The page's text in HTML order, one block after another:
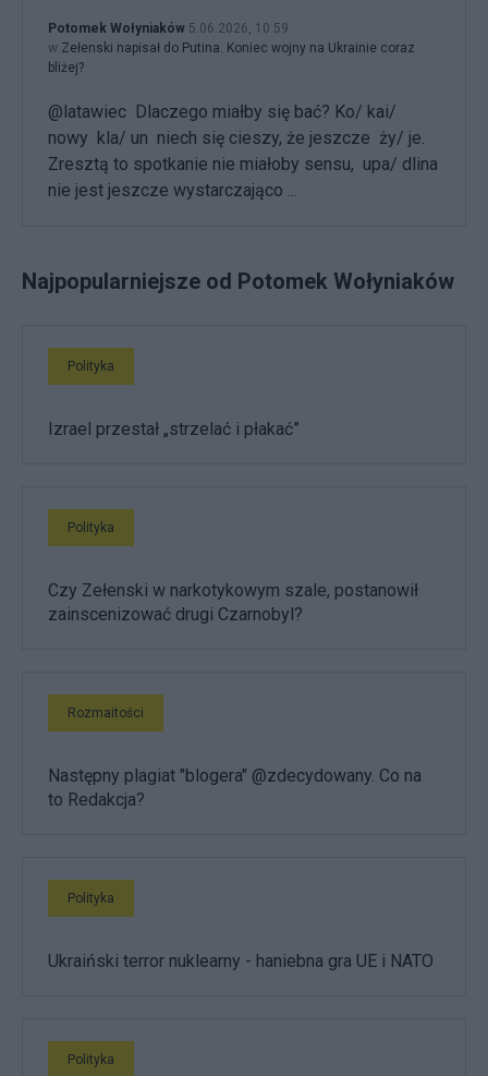
Potomek Wołyniaków 5.06.2026, 10:59
w Zełenski napisał do Putina. Koniec wojny na Ukrainie coraz
bliżej?
@latawiec Dlaczego miałby się bać? Ko/ kai/
nowy kla/ un niech się cieszy, że jeszcze ży/ je.
Zresztą to spotkanie nie miałoby sensu, upa/ dlina
nie jest jeszcze wystarczająco ...
Najpopularniejsze od Potomek Wołyniaków
Polityka
Izrael przestał „strzelać i płakać”
Polityka
Czy Zełenski w narkotykowym szale, postanowił
zainscenizować drugi Czarnobyl?
Rozmaitości
Następny plagiat "blogera" @zdecydowany. Co na
to Redakcja?
Polityka
Ukraiński terror nuklearny - haniebna gra UE i NATO
Polityka